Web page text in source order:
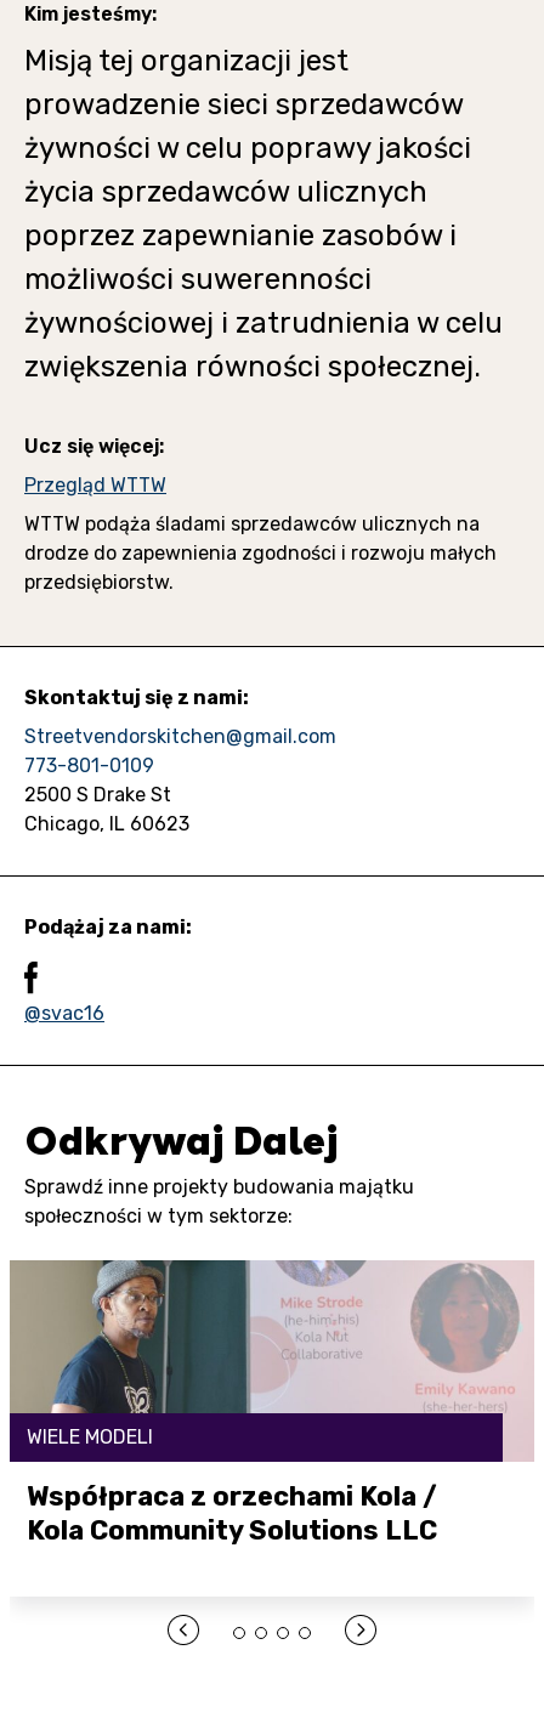
Kim jesteśmy:
Misją tej organizacji jest
prowadzenie sieci sprzedawców
żywności w celu poprawy jakości
życia sprzedawców ulicznych
poprzez zapewnianie zasobów i
możliwości suwerenności
żywnościowej i zatrudnienia w celu
zwiększenia równości społecznej.
Ucz się więcej:
Przegląd WTTW
WTTW podąża śladami sprzedawców ulicznych na
drodze do zapewnienia zgodności i rozwoju małych
przedsiębiorstw.
Skontaktuj się z nami:
Streetvendorskitchen@gmail.com
773-801-0109
2500 S Drake St
Chicago, IL 60623
Podążaj za nami:
@svac16
Odkrywaj Dalej
Sprawdź inne projekty budowania majątku
społeczności w tym sektorze:
WIELE MODELI
Współpraca z orzechami Kola /
Kola Community Solutions LLC